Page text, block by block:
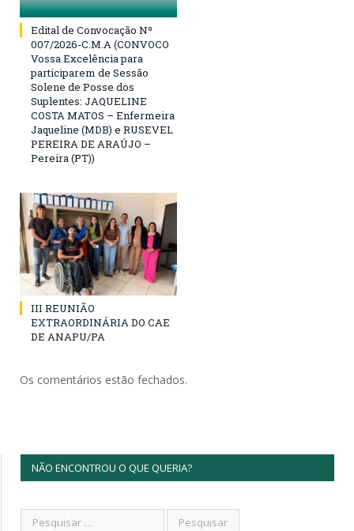
Edital de Convocação Nº
007/2026-C.M.A (CONVOCO
Vossa Excelência para
participarem de Sessão
Solene de Posse dos
Suplentes: JAQUELINE
COSTA MATOS – Enfermeira
Jaqueline (MDB) e RUSEVEL
PEREIRA DE ARAÚJO –
Pereira (PT))
III REUNIÃO
EXTRAORDINÁRIA DO CAE
DE ANAPU/PA
Os comentários estão fechados.
NÃO ENCONTROU O QUE QUERIA?